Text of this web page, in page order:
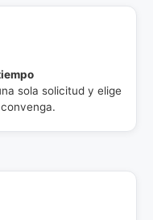
sola solicitud y elige